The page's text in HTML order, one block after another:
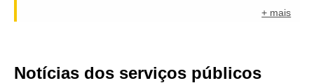
+ mais
Notícias dos serviços públicos